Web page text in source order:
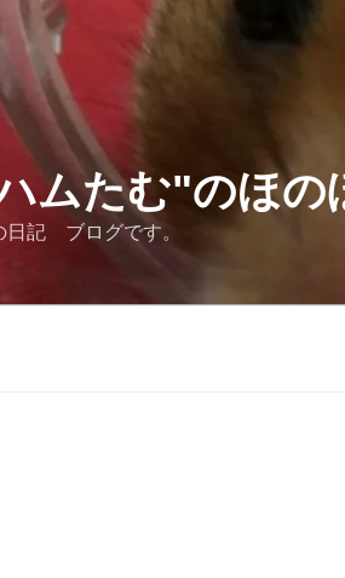
ムたむ"のほの
記 ブログです。